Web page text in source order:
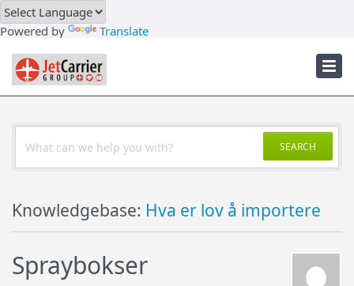
Powered by Translate
Downloads
JetCarrier Account
SEARCH
Knowledgebase: Hva er lov å importere
Spraybokser